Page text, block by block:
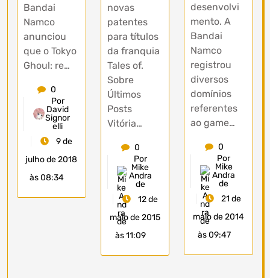
Bandai
Namco
anunciou
que o Tokyo
Ghoul: re…
0
Por
David
Signor
elli
9 de
julho de 2018
às 08:34
novas
patentes
para títulos
da franquia
Tales of.
Sobre
Últimos
Posts
Vitória…
0
Por
Mike
Andra
de
12 de
maio de 2015
às 11:09
desenvolvi
mento. A
Bandai
Namco
registrou
diversos
domínios
referentes
ao game…
0
Por
Mike
Andra
de
21 de
maio de 2014
às 09:47